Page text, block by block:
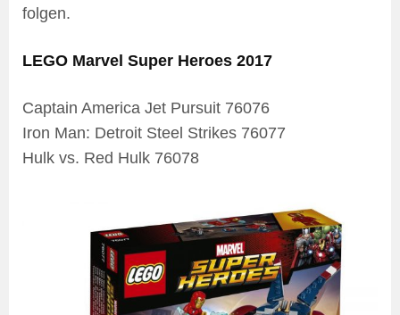
folgen.
LEGO Marvel Super Heroes 2017
Captain America Jet Pursuit 76076
Iron Man: Detroit Steel Strikes 76077
Hulk vs. Red Hulk 76078